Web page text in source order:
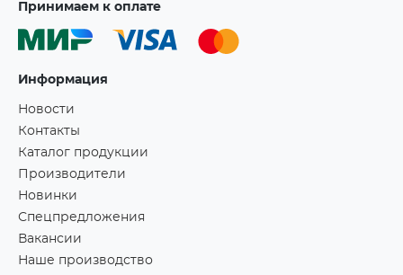
Принимаем к оплате
Информация
Новости
Контакты
Каталог продукции
Производители
Новинки
Спецпредложения
Вакансии
Наше производство